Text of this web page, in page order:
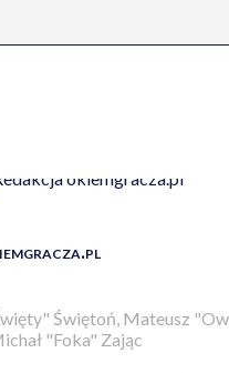
Świętoń, Mateusz
"Foka" Zając